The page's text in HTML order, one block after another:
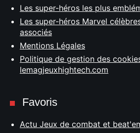
Les super-héros les plus
Les super-héros Marvel
associés
Mentions Légales
Politique de gestion des
lemagjeuxhightech.com
Favoris
Actu Jeux de combat et